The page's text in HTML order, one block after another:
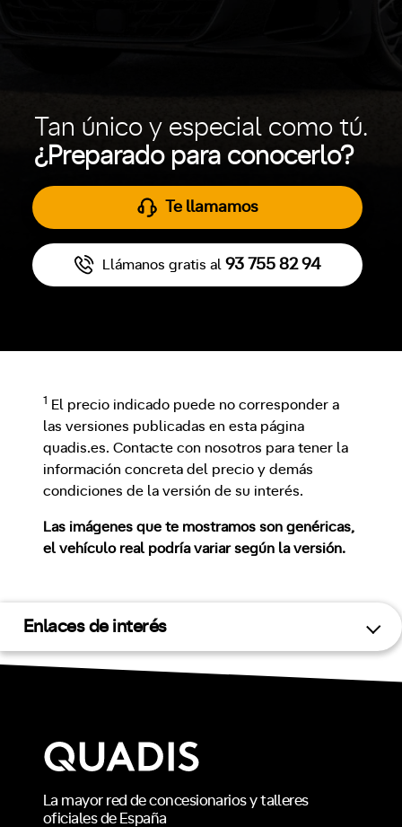
Tan único y especial como tú.
¿Preparado para conocerlo?
Te llamamos
Llámanos gratis al 93 755 82 94
1
El precio indicado puede no corresponder a
las versiones publicadas en esta página
quadis.es. Contacte con nosotros para tener la
información concreta del precio y demás
condiciones de la versión de su interés.
Las imágenes que te mostramos son genéricas,
el vehículo real podría variar según la versión.
Enlaces de interés
La mayor red de concesionarios y talleres
oficiales de España